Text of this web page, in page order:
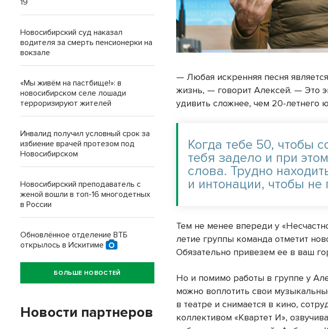
— Любая искренняя песня
жизнь, — говорит Алексей. — Это
удивить сложнее, чем 20-летнего
Когда тебе 50, чтобы
тебя задело и при
слова. Трудно
и интонации, чтобы не
Тем не менее впереди у
летие группы команда отметит
Обязательно привезем ее в ваш
Но и помимо работы в группе у
можно воплотить свои
в театре и снимается в кино,
коллективом «Квартет И»,
19
Новосибирский суд наказал
водителя за смерть пенсионерки на
вокзале
«Мы живём на пастбище!»: в
новосибирском селе лошади
терроризируют жителей
Инвалид получил условный срок за
избиение врачей протезом под
Новосибирском
Новосибирский преподаватель с
женой вошли в топ-16 многодетных
в России
Обновлённое отделение ВТБ
открылось в Искитиме
БОЛЬШЕ НОВОСТЕЙ
Новости партнеров